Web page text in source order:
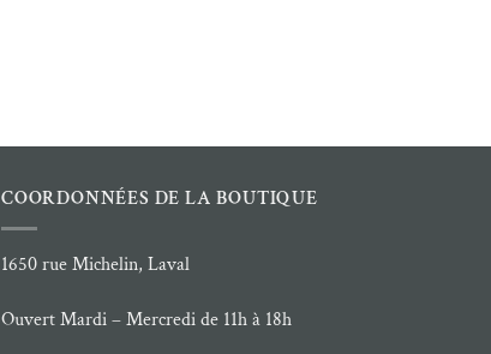
COORDONNÉES DE LA BOUTIQUE
1650 rue Michelin, Laval
Ouvert Mardi – Mercredi de 11h à 18h